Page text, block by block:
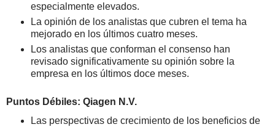
especialmente elevados.
La opinión de los analistas que cubren el tema ha
mejorado en los últimos cuatro meses.
Los analistas que conforman el consenso han
revisado significativamente su opinión sobre la
empresa en los últimos doce meses.
Puntos Débiles: Qiagen N.V.
Las perspectivas de crecimiento de los beneficios de